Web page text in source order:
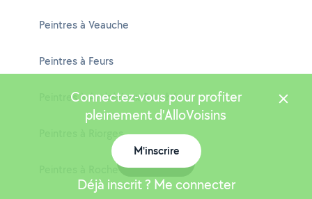
Peintres à Veauche
Peintres à Feurs
Peintres à Andrézieux-Bouthéon
Peintres à Riorges
Peintres à Roche-la-Molière
Connectez-vous pour profiter
pleinement d'AlloVoisins
M'inscrire
Déjà inscrit ? Me connecter